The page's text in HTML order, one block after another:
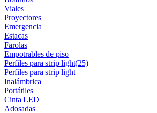
Viales
Proyectores
Emergencia
Estacas
Farolas
Empotrables de piso
Perfiles para strip light(25)
Perfiles para strip light
Inalámbrica
Portátiles
Cinta LED
Adosadas